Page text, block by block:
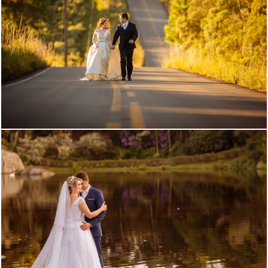
1312
2088